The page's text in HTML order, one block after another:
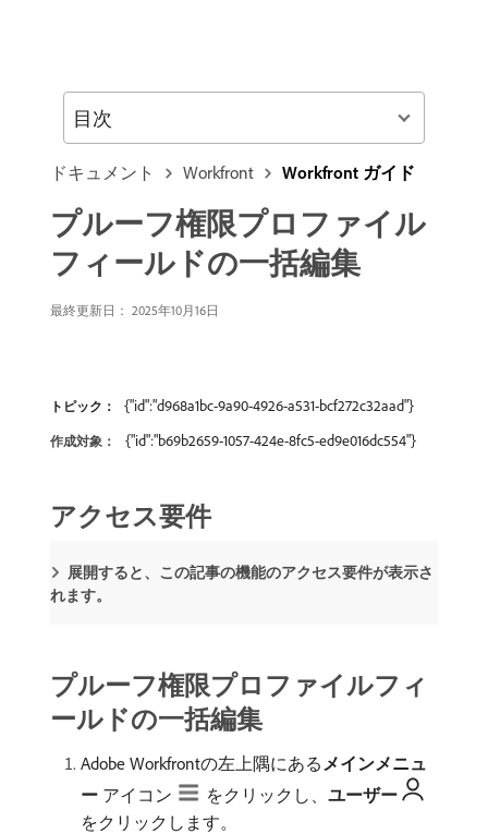
ドキュメント Workfront Workfront ガイド
プルーフ権限プロファイル
フィールドの一括編集
最終更新日： 2025年10月16日
トピック： {"id":"d968a1bc-9a90-4926-a531-bcf272c32aad"}
作成対象： {"id":"b69b2659-1057-424e-8fc5-ed9e016dc554"}
アクセス要件
展開すると、この記事の機能のアクセス要件が表示さ
れます。
プルーフ権限プロファイルフィ
ールドの一括編集
Adobe Workfrontの左上隅にある​メインメニュ
ー アイコン をクリックし、 ユーザー
をクリックします。
目次